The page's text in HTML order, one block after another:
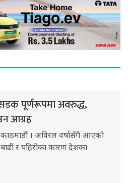
पूर्णरूपमा अवरुद्ध,
आग्रह
काठमाडौं । अविरल वर्षासँगै आएको
बाढी र पहिरोका कारण देशका